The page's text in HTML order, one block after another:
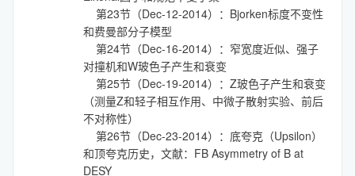
第23节（Dec-12-2014）：Bjorken标度不变性
和费曼部分子模型
第24节（Dec-16-2014）：窄宽度近似、强子
对撞机和W玻色子产生和衰变
第25节（Dec-19-2014）：Z玻色子产生和衰变
（测量Z和轻子相互作用、中微子散射实验、前后
不对称性）
第26节（Dec-23-2014）：底夸克（Upsilon）
和顶夸克历史，文献：FB Asymmetry of B at
DESY